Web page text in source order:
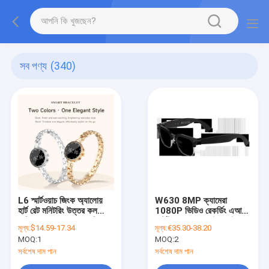
সব পণ্য (340)
L6 স্মার্টওয়াচ জিংক অ্যালোয়
হার্ট রেট মনিটরিং উত্তর কল
আইপিএস ডিসপ্লে আইপি 67
জলরোধী
মূল্য:$14.59-17.34
MOQ:1
সর্বশেষ দাম পান
W630 8MP ক্যামেরা
1080P ভিডিও রেকর্ডিং এআই
IP66 জলরোধী ম্যাগনেটিক
চার্জিং ভয়েস অ্যাপ স্মার্ট
মূল্য:€35.30-38.20
MOQ:2
সর্বশেষ দাম পান